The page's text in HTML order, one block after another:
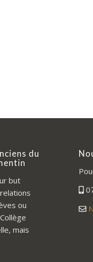
du
but
ou
mais